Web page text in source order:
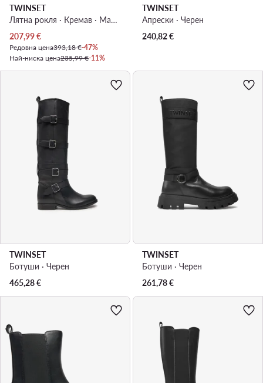
TWINSET
Лятна рокля · Кремав · Макси
Актуална цена
207,99€
Редовна цена393,18 €-47%
Най-ниска цена235,99 €-11%
TWINSET
Апрески · Черен
240,82€
TWINSET
Ботуши · Черен
465,28€
TWINSET
Ботуши · Черен
261,78€